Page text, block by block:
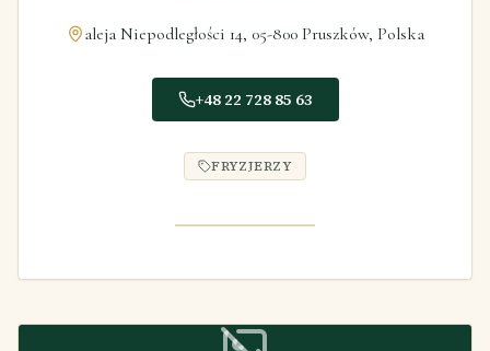
aleja Niepodległości 14, 05-800 Pruszków, Polska
+48 22 728 85 63
FRYZJERZY